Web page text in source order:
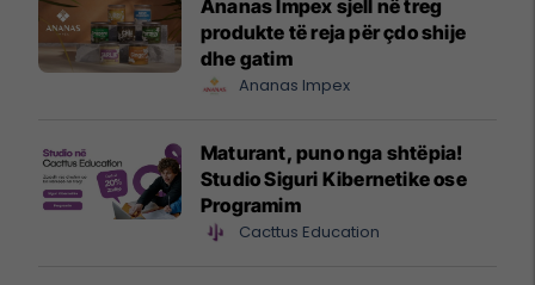
Ananas Impex sjell në treg
produkte të reja për çdo shije
dhe gatim
Ananas Impex
Maturant, puno nga shtëpia!
Studio Siguri Kibernetike ose
Programim
Cacttus Education